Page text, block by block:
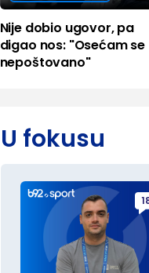
Nije dobio ugovor, pa
digao nos: "Osećam se
nepoštovano"
U fokusu